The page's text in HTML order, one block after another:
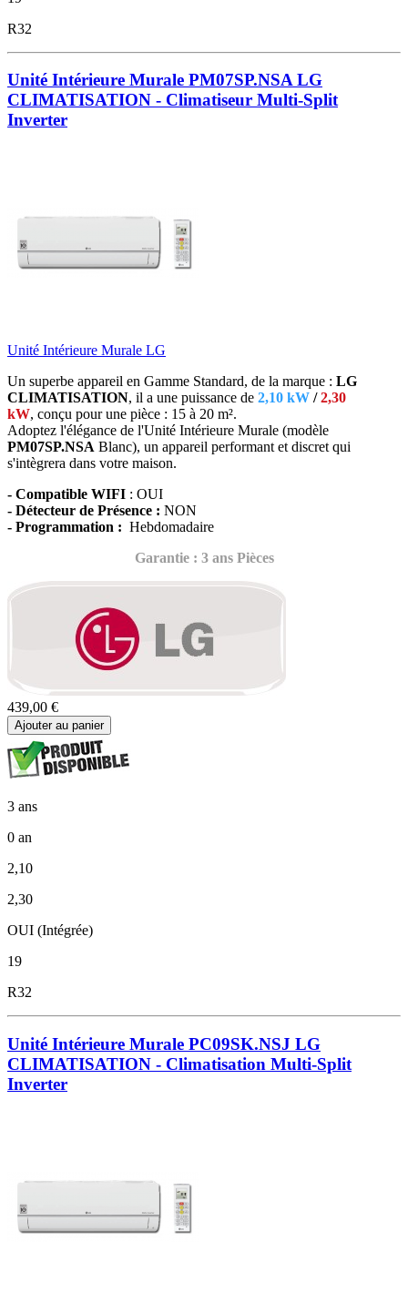
R32
Unité Intérieure Murale PM07SP.NSA LG
CLIMATISATION - Climatiseur Multi-Split
Inverter
Unité Intérieure Murale LG
Un superbe appareil en Gamme Standard, de la marque : LG
CLIMATISATION, il a une puissance de 2,10 kW /2,30
kW, conçu pour une pièce : 15 à 20 m².
Adoptez l'élégance de l'Unité Intérieure Murale (modèle
PM07SP.NSA Blanc), un appareil performant et discret qui
s'intègrera dans votre maison.
- Compatible WIFI : OUI
- Détecteur de Présence : NON
- Programmation : Hebdomadaire
Garantie : 3 ans Pièces
439,00 €
Ajouter au panier
3 ans
0 an
2,10
2,30
OUI (Intégrée)
19
R32
Unité Intérieure Murale PC09SK.NSJ LG
CLIMATISATION - Climatisation Multi-Split
Inverter